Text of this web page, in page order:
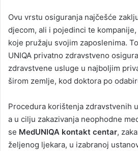
Ovu vrstu osiguranja najčešće
djecom, ali i pojedinci te
koje pružaju svojim zaposlenima.
UNIQA privatno zdravstveno
zdravstvene usluge u najboljim
širom zemlje, kod doktora po
Procedura korištenja zdravstvenih
a u cilju zakazivanja neophodne
se MedUNIQA kontakt centar,
željenog ljekara, u izabranoj